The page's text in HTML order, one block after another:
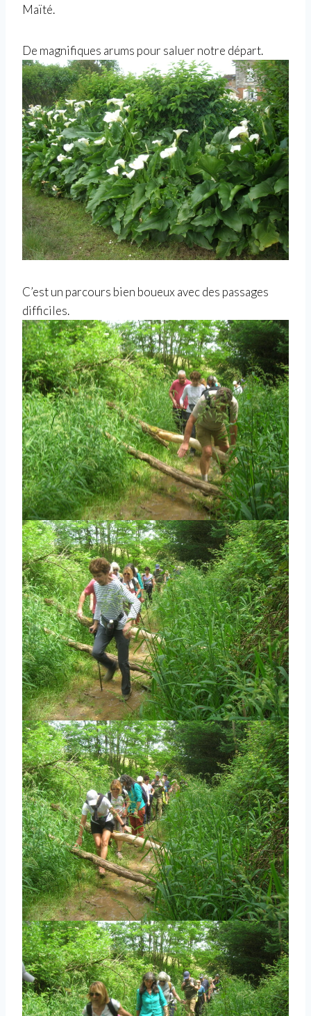
Maïté.
De magnifiques arums pour saluer notre départ.
C’est un parcours bien boueux avec des passages
difficiles.